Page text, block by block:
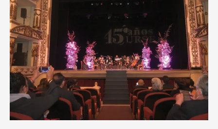
Delegada
estatal
de
la
Cruz
Roja
Mexicana
Oaxaca